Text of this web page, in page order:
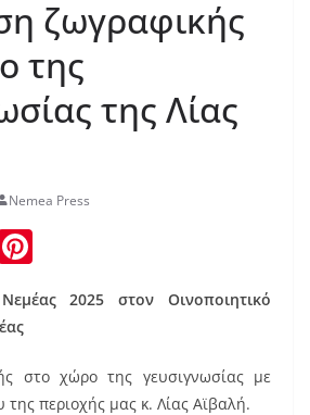
ζωγραφικής
της
της Λίας
Nemea Press
nt
er
st
2025 στον Οινοποιητικό
στο χώρο της γευσιγνωσίας με
περιοχής μας κ. Λίας Αϊβαλή.